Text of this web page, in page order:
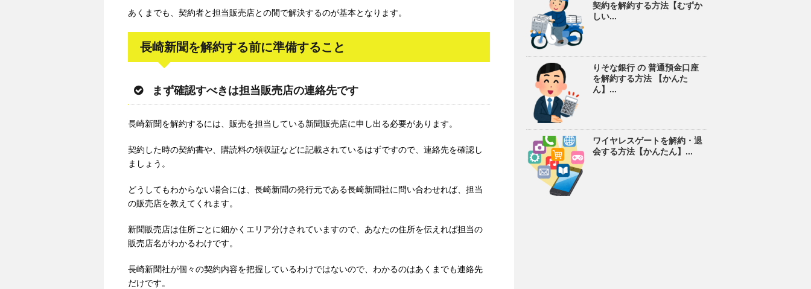
あくまでも、契約者と担当販売店との間で解決するのが基本となります。
長崎新聞を解約する前に準備すること
まず確認すべきは担当販売店の連絡先です
長崎新聞を解約するには、販売を担当している新聞販売店に申し出る必要があります。
契約した時の契約書や、購読料の領収証などに記載されているはずですので、連絡先を確認し
ましょう。
どうしてもわからない場合には、長崎新聞の発行元である長崎新聞社に問い合わせれば、担当
の販売店を教えてくれます。
新聞販売店は住所ごとに細かくエリア分けされていますので、あなたの住所を伝えれば担当の
販売店名がわかるわけです。
長崎新聞社が個々の契約内容を把握しているわけではないので、わかるのはあくまでも連絡先
だけです。
契約を解約する方法【むずか
しい...
りそな銀行 の 普通預金口座
を解約する方法 【かんた
ん】...
ワイヤレスゲートを解約・退
会する方法【かんたん】...